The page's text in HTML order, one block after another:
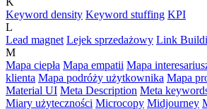
Keyword density Keyword stuffing KPI
L
Lead magnet Lejek sprzedażowy Link
M
Mapa ciepła Mapa empatii Mapa
klienta Mapa podróży użytkownika Mapa
Material UI Meta Description Meta
Miary użyteczności Microcopy Midjourney